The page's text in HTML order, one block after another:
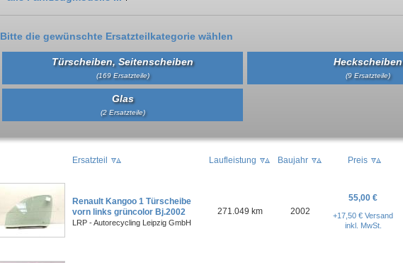
Bitte die gewünschte Ersatzteilkategorie wählen
Türscheiben, Seitenscheiben
(169 Ersatzteile)
Heckscheiben
(9 Ersatzteile)
Glas
(2 Ersatzteile)
Ersatzteil Laufleistung Baujahr Preis
Renault Kangoo 1 Türscheibe
vorn links grüncolor Bj.2002
LRP - Autorecycling Leipzig GmbH
271.049 km 2002
55,00 €
+17,50 € Versand
inkl. MwSt.